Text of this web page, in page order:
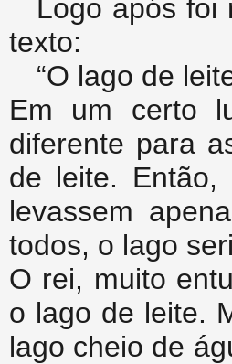
Logo após foi
texto:
“O lago de
Em um certo
diferente para
de leite.
levassem
todos, o lago
O rei, muito
o lago de leite.
lago cheio de